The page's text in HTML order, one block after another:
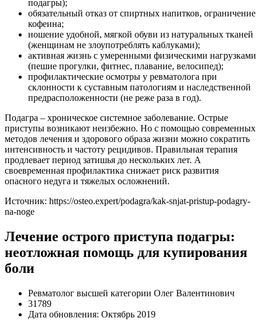
подагры);
обязательный отказ от спиртных напитков, ограничение
кофеина;
ношение удобной, мягкой обуви из натуральных тканей
(женщинам не злоупотреблять каблуками);
активная жизнь с умеренными физическими нагрузками
(пешие прогулки, фитнес, плавание, велосипед);
профилактические осмотры у ревматолога при
склонности к суставным патологиям и наследственной
предрасположенности (не реже раза в год).
Подагра – хроническое системное заболевание. Острые
приступы возникают неизбежно. Но с помощью современных
методов лечения и здорового образа жизни можно сократить
интенсивность и частоту рецидивов. Правильная терапия
продлевает период затишья до нескольких лет. А
своевременная профилактика снижает риск развития
опасного недуга и тяжелых осложнений.
Источник: https://osteo.expert/podagra/kak-snjat-pristup-podagry-
na-noge
Лечение острого приступа подагры:
неотложная помощь для купирования
боли
Ревматолог высшей категории Олег Валентинович
31789
Дата обновления: Октябрь 2019